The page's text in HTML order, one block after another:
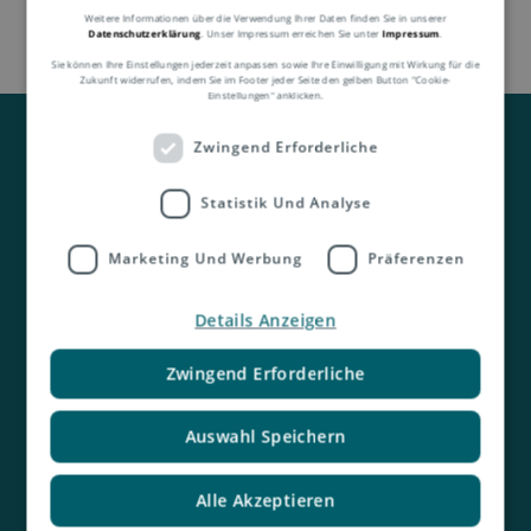
Kontakt
Weitere Informationen über die Verwendung Ihrer Daten finden Sie in unserer
Datenschutzerklärung . Unser Impressum erreichen Sie unterImpressum.
Sie können Ihre Einstellungen jederzeit anpassen sowie Ihre Einwilligung mit Wirkung für die
Zukunft widerrufen, indem Sie im Footer jeder Seite den gelben Button "Cookie-
Einstellungen" anklicken.
Zwingend Erforderliche
Statistik Und Analyse
Marketing Und Werbung Präferenzen
Auswahl Speichern
Alle Akzeptieren
Zwingend Erforderliche
Details Anzeigen